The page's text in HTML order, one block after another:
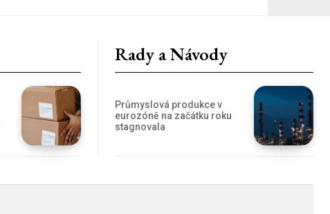
Rady a Návody
Průmyslová produkce v
eurozóně na začátku roku
stagnovala